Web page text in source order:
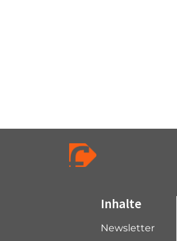
Inhalte
Newsletter